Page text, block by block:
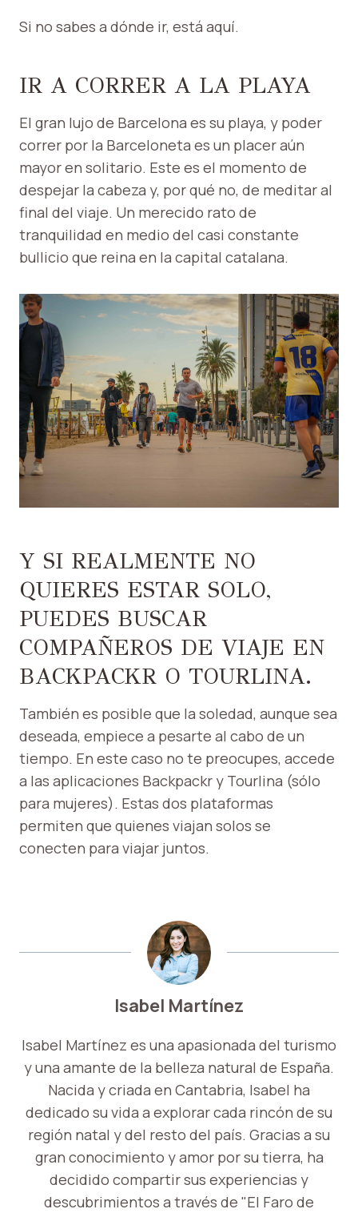
Si no sabes a dónde ir, está aquí.
IR A CORRER A LA PLAYA
El gran lujo de Barcelona es su playa, y poder
correr por la Barceloneta es un placer aún
mayor en solitario. Este es el momento de
despejar la cabeza y, por qué no, de meditar al
final del viaje. Un merecido rato de
tranquilidad en medio del casi constante
bullicio que reina en la capital catalana.
Y SI REALMENTE NO
QUIERES ESTAR SOLO,
PUEDES BUSCAR
COMPAÑEROS DE VIAJE EN
BACKPACKR O TOURLINA.
También es posible que la soledad, aunque sea
deseada, empiece a pesarte al cabo de un
tiempo. En este caso no te preocupes, accede
a las aplicaciones Backpackr y Tourlina (sólo
para mujeres). Estas dos plataformas
permiten que quienes viajan solos se
conecten para viajar juntos.
Isabel Martínez
Isabel Martínez es una apasionada del turismo
y una amante de la belleza natural de España.
Nacida y criada en Cantabria, Isabel ha
dedicado su vida a explorar cada rincón de su
región natal y del resto del país. Gracias a su
gran conocimiento y amor por su tierra, ha
decidido compartir sus experiencias y
descubrimientos a través de "El Faro de